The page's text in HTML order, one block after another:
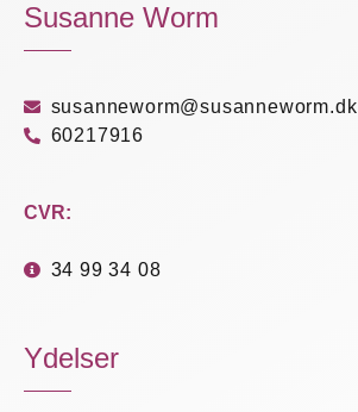
Susanne Worm
susanneworm@susanneworm.dk
60217916
CVR:
34 99 34 08
Ydelser